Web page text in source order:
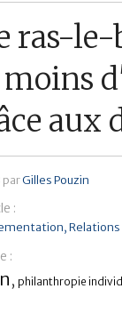
ras-
moins
aux
parGilles Pouzin
:
:
, philanthropie